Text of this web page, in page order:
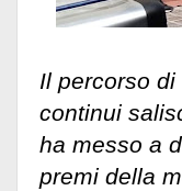
Il percorso
continui
ha messo a
premi della